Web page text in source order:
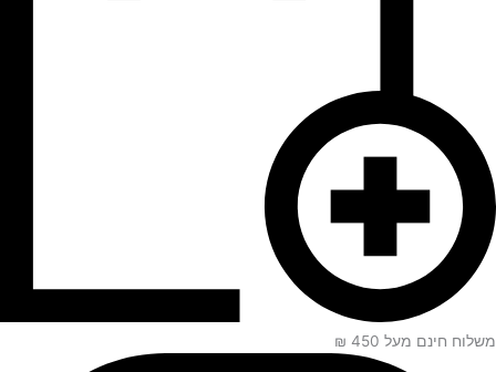
משלוח חינם מעל 450 ₪